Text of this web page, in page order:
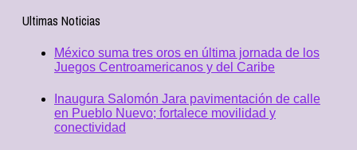
Ultimas Noticias
México suma tres oros en última jornada de los
Juegos Centroamericanos y del Caribe
Inaugura Salomón Jara pavimentación de calle
en Pueblo Nuevo; fortalece movilidad y
conectividad